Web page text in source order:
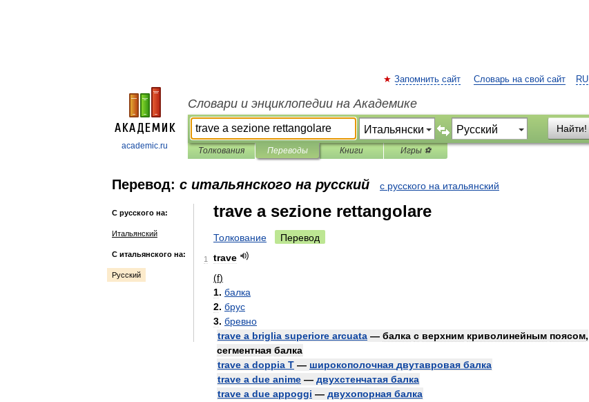
academic.ru
RU
Запомнить сайт Словарь на свой сайт
Словари и энциклопедии на Академике
Найти!
Толкования Переводы Книги Игры ⚽
Перевод: с итальянского на русский с русского на итальянский
С русского на:
Итальянский
С итальянского на:
Русский
trave a sezione rettangolare
Толкование Перевод
1
trave
(f)
1. балка
2. брус
3. бревно
trave a briglia superiore arcuata — балка с верхним криволинейным поясом,
сегментная балка
trave a doppia T — широкополочная двутавровая балка
trave a due anime — двухстенчатая балка
trave a due appoggi — двухопорная балка